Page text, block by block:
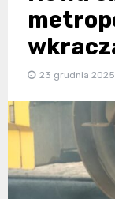
23 grudnia 2025